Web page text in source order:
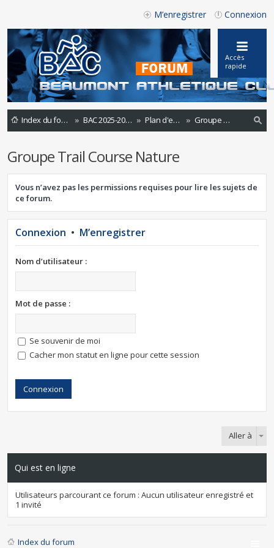
Connexion
M’enregistrer
Accès
rapide
Index du forum BAC 2025-2026 Plan d'entraînements 2023-2024
Groupe Trail Course Nature
rc
he
Groupe Trail Course Nature
Vous n’avez pas les permissions requises pour lire les sujets de
ce forum.
Connexion • M’enregistrer
Nom d’utilisateur :
Mot de passe :
Se souvenir de moi
Cacher mon statut en ligne pour cette session
Aller à
Qui est en ligne
Utilisateurs parcourant ce forum : Aucun utilisateur enregistré et
1 invité
Index du forum